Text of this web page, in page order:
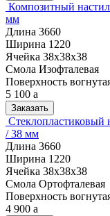
Композитный
мм
Длина 3660
Ширина 1220
Ячейка 38х38х38
Смола Изофталевая
Поверхность
5 100 a
Заказать
Стеклопластиковый
/ 38 мм
Длина 3660
Ширина 1220
Ячейка 38х38х38
Смола Ортофталевая
Поверхность
4 900 a